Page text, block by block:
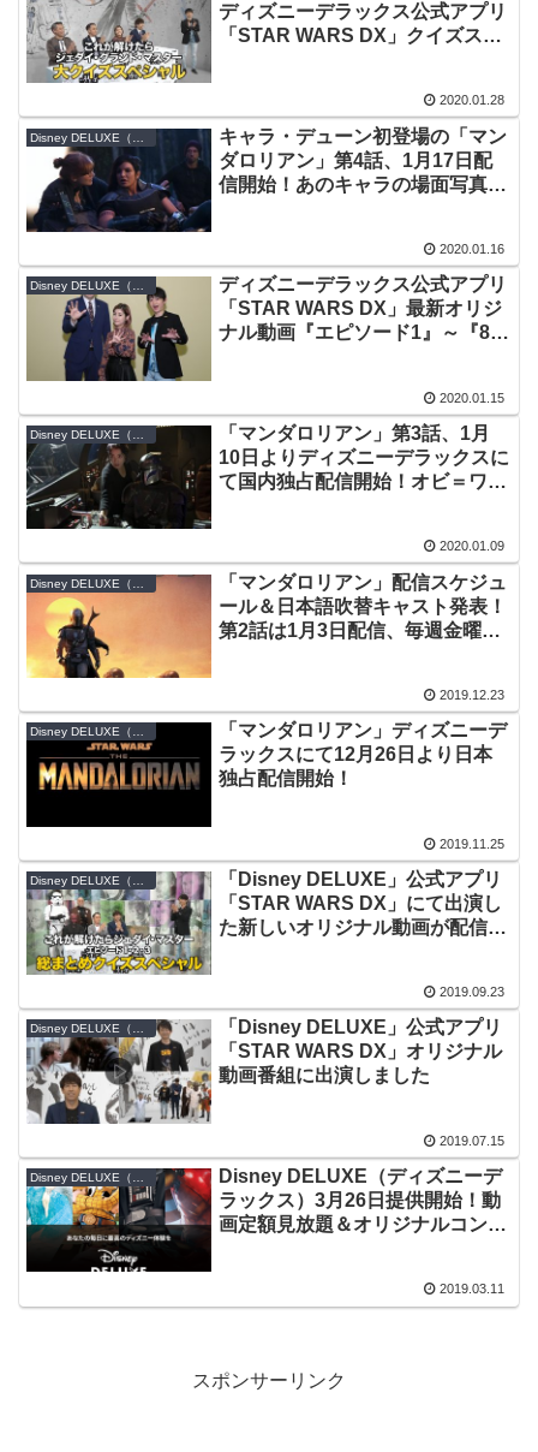
ディズニーデラックス公式アプリ
「STAR WARS DX」クイズスペ
2020.01.28
キャラ・デューン初登場の「マン
ダロリアン」第4話、1月17日配
信開始！あのキャラの場面写真
2020.01.16
Disney DELUXE（ディズニーデラックス）
ディズニーデラックス公式アプリ
「STAR WARS DX」最新オリジ
ナル動画『エピソード1』～『8』
2020.01.15
「マンダロリアン」第3話、1月
10日よりディズニーデラックスに
て国内独占配信開始！オビ＝ワン
2020.01.09
「マンダロリアン」配信スケジュ
ール＆日本語吹替キャスト発表！
第2話は1月3日配信、毎週金曜は
2019.12.23
Disney DELUXE（ディズニーデラックス）
「マンダロリアン」ディズニーデ
ラックスにて12月26日より日本
独占配信開始！
2019.11.25
「Disney DELUXE」公式アプリ
「STAR WARS DX」にて出演し
た新しいオリジナル動画が配信さ
2019.09.23
Disney DELUXE（ディズニーデラックス）
「Disney DELUXE」公式アプリ
「STAR WARS DX」オリジナル
動画番組に出演しました
2019.07.15
Disney DELUXE（ディズニーデ
ラックス）3月26日提供開始！動
画定額見放題＆オリジナルコンテ
2019.03.11
スポンサーリンク